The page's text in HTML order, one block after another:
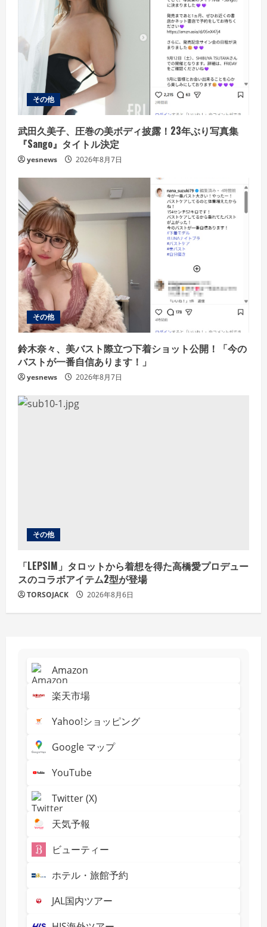
i
その他
武田久美子、圧巻の美ボディ披露！23年ぶり写真集
『Sango』タイトル決定
yesnews 2026年8月7日
その他
鈴木奈々、美バスト際立つ下着ショット公開！「今の
バストが一番自信あります！」
yesnews 2026年8月7日
その他
「LEPSIM」タロットから着想を得た高橋愛プロデュー
スのコラボアイテム2型が登場
TORSOJACK 2026年8月6日
Amazon
楽天市場
Yahoo!ショッピング
Google マップ
YouTube
Twitter (X)
天気予報
ビューティー
ホテル・旅館予約
JAL国内ツアー